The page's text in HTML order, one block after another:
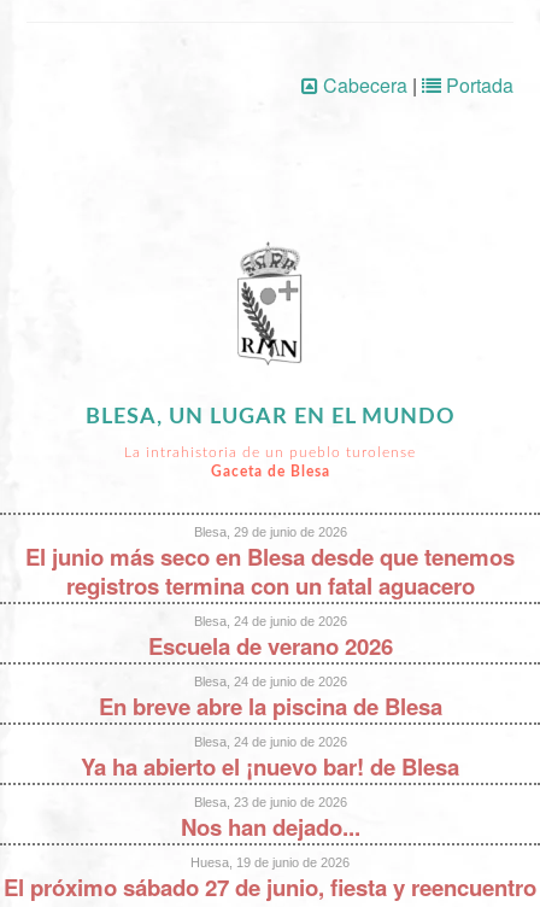
Cabecera| Portada
BLESA, UN LUGAR EN EL MUNDO
La intrahistoria de un pueblo turolense
Gaceta de Blesa
Blesa, 29 de junio de 2026
El junio más seco en Blesa desde que tenemos
registros termina con un fatal aguacero
Blesa, 24 de junio de 2026
Escuela de verano 2026
Blesa, 24 de junio de 2026
En breve abre la piscina de Blesa
Blesa, 24 de junio de 2026
Ya ha abierto el ¡nuevo bar! de Blesa
Blesa, 23 de junio de 2026
Nos han dejado...
Huesa, 19 de junio de 2026
El próximo sábado 27 de junio, fiesta y reencuentro